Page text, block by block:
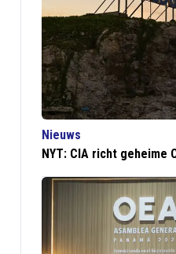
Nieuws
NYT: CIA richt geheime